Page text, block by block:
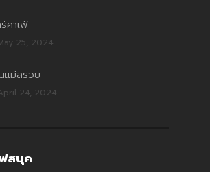
คาเฟ่
25, 2024
แม่สรวย
24, 2024
สบุค